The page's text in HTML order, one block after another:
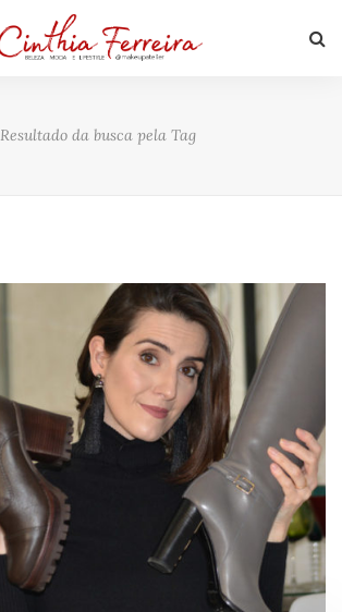
Resultado da busca pela Tag